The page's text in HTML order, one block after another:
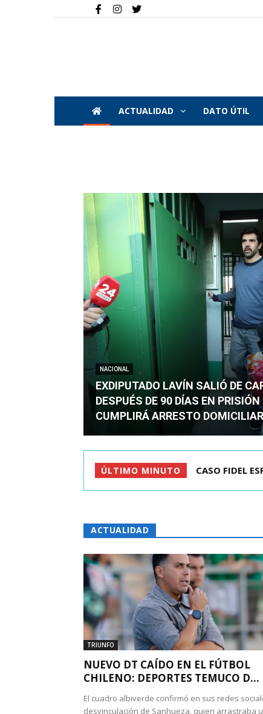
ACTUALIDAD DATO ÚTIL
NACIONAL
EXDIPUTADO LAVÍN SALIÓ DE
DESPUÉS DE 90 DÍAS EN
CUMPLIRÁ ARRESTO
ÚLTIMO MINUTO TC ADMITE A
ACTUALIDAD
TRIUNFO
NUEVO DT CAÍDO EN EL FÚTBOL
CHILENO: DEPORTES TEMUCO D...
El cuadro albiverde confirmó en sus redes
desvinculación de Sanhueza, quien arrastraba